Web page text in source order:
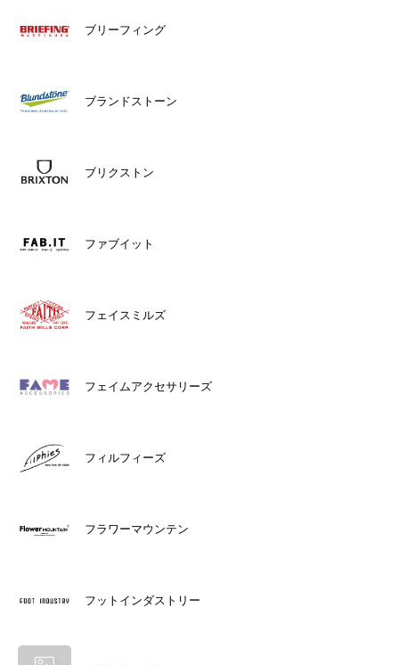
ブリーフィング
ブランドストーン
ブリクストン
ファブイット
フェイスミルズ
フェイムアクセサリーズ
フィルフィーズ
フラワーマウンテン
フットインダストリー